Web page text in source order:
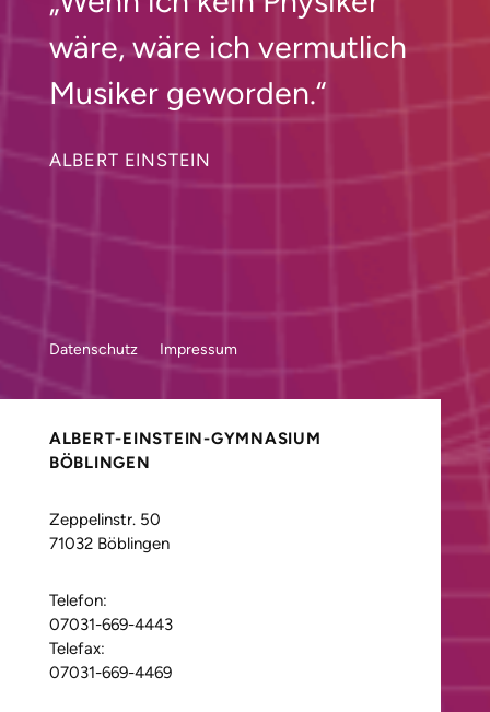
wäre, wäre ich vermutlich
Musiker geworden.“
ALBERT EINSTEIN
ALBERT-EINSTEIN-GYMNASIUM
BÖBLINGEN
Zeppelinstr. 50
71032 Böblingen
Telefon:
07031-669-4443
Telefax:
07031-669-4469
Datenschutz Impressum